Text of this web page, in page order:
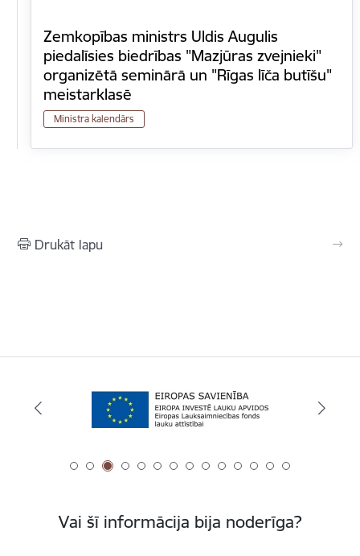
Zemkopības ministrs Uldis Augulis
piedalīsies biedrības "Mazjūras zvejnieki"
organizētā seminārā un "Rīgas līča butīšu"
meistarklasē
Ministra kalendārs
Drukāt lapu
Vai šī informācija bija noderīga?